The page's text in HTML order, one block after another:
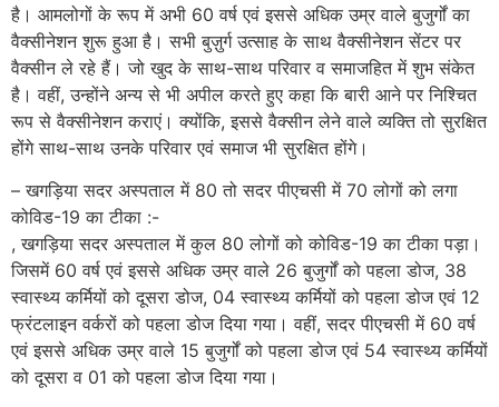
है। आमलोगों के रूप में अभी 60 वर्ष एवं इससे अधिक उम्र वाले बुजुर्गों का
वैक्सीनेशन शुरू हुआ है। सभी बुज़ुर्ग उत्साह के साथ वैक्सीनेशन सेंटर पर
वैक्सीन ले रहे हैं। जो खुद के साथ-साथ परिवार व समाजहित में शुभ संकेत
है। वहीं, उन्होंने अन्य से भी अपील करते हुए कहा कि बारी आने पर निश्चित
रूप से वैक्सीनेशन कराएं। क्योंकि, इससे वैक्सीन लेने वाले व्यक्ति तो सुरक्षित
होंगे साथ-साथ उनके परिवार एवं समाज भी सुरक्षित होंगे।
– खगड़िया सदर अस्पताल में 80 तो सदर पीएचसी में 70 लोगों को लगा
कोविड-19 का टीका :-
, खगड़िया सदर अस्पताल में कुल 80 लोगों को कोविड-19 का टीका पड़ा।
जिसमें 60 वर्ष एवं इससे अधिक उम्र वाले 26 बुजुर्गों को पहला डोज, 38
स्वास्थ्य कर्मियों को दूसरा डोज, 04 स्वास्थ्य कर्मियों को पहला डोज एवं 12
फ्रंटलाइन वर्करों को पहला डोज दिया गया। वहीं, सदर पीएचसी में 60 वर्ष
एवं इससे अधिक उम्र वाले 15 बुजुर्गों को पहला डोज एवं 54 स्वास्थ्य कर्मियों
को दूसरा व 01 को पहला डोज दिया गया।